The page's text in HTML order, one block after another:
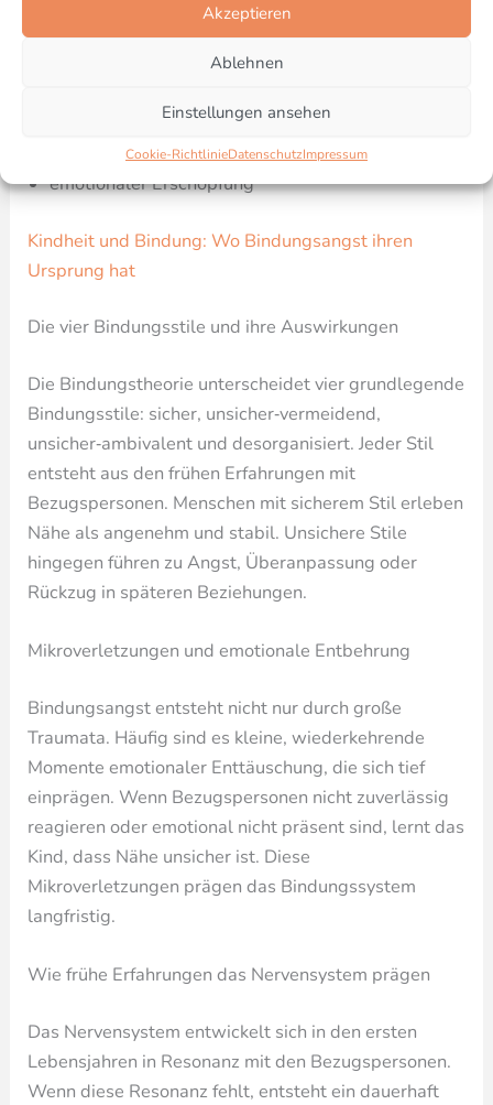
Akzeptieren
Ablehnen
Einstellungen ansehen
Cookie-RichtlinieDatenschutzImpressum
Doch das führt oft zu:
On‑Off‑Beziehungen
Sehnsucht statt Sicherheit
emotionaler Erschöpfung
Kindheit und Bindung: Wo Bindungsangst ihren
Ursprung hat
Die vier Bindungsstile und ihre Auswirkungen
Die Bindungstheorie unterscheidet vier grundlegende
Bindungsstile: sicher, unsicher‑vermeidend,
unsicher‑ambivalent und desorganisiert. Jeder Stil
entsteht aus den frühen Erfahrungen mit
Bezugspersonen. Menschen mit sicherem Stil erleben
Nähe als angenehm und stabil. Unsichere Stile
hingegen führen zu Angst, Überanpassung oder
Rückzug in späteren Beziehungen.
Mikroverletzungen und emotionale Entbehrung
Bindungsangst entsteht nicht nur durch große
Traumata. Häufig sind es kleine, wiederkehrende
Momente emotionaler Enttäuschung, die sich tief
einprägen. Wenn Bezugspersonen nicht zuverlässig
reagieren oder emotional nicht präsent sind, lernt das
Kind, dass Nähe unsicher ist. Diese
Mikroverletzungen prägen das Bindungssystem
langfristig.
Wie frühe Erfahrungen das Nervensystem prägen
Das Nervensystem entwickelt sich in den ersten
Lebensjahren in Resonanz mit den Bezugspersonen.
Wenn diese Resonanz fehlt, entsteht ein dauerhaft